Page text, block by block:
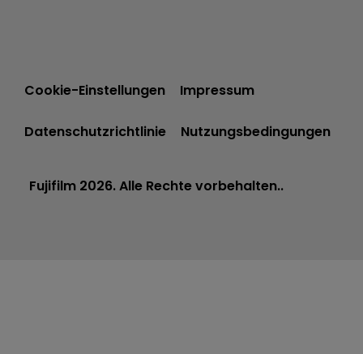
Cookie-Einstellungen Impressum
Datenschutzrichtlinie Nutzungsbedingungen
Fujifilm 2026. Alle Rechte vorbehalten..